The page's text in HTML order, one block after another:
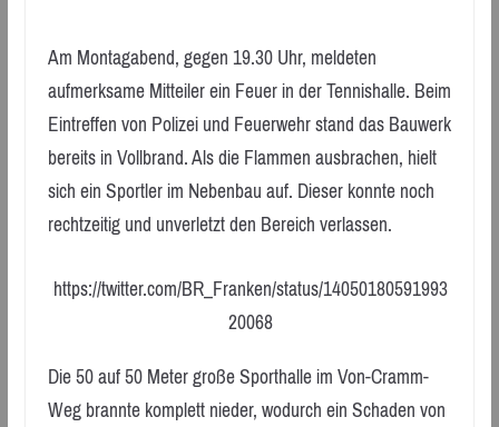
Am Montagabend, gegen 19.30 Uhr, meldeten
aufmerksame Mitteiler ein Feuer in der Tennishalle. Beim
Eintreffen von Polizei und Feuerwehr stand das Bauwerk
bereits in Vollbrand. Als die Flammen ausbrachen, hielt
sich ein Sportler im Nebenbau auf. Dieser konnte noch
rechtzeitig und unverletzt den Bereich verlassen.
https://twitter.com/BR_Franken/status/14050180591993
20068
Die 50 auf 50 Meter große Sporthalle im Von-Cramm-
Weg brannte komplett nieder, wodurch ein Schaden von